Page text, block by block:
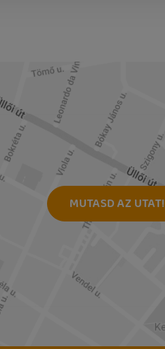
MUTASD AZ UTAT!